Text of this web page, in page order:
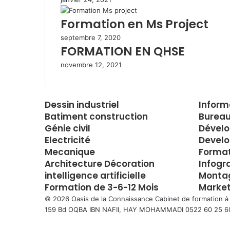
m
a
i
l
Formation en Ms Project
septembre 7, 2020
FORMATION EN QHSE
novembre 12, 2021
Dessin industriel
Batiment construction
Génie civil
Electricité
Mecanique
Architecture Décoration
intelligence artificielle
Formation de 3-6-12 Mois
© 2026 Oasis de la Connaissance Cabinet de formation
159 Bd OQBA IBN NAFII, HAY MOHAMMADI 0522 60 25